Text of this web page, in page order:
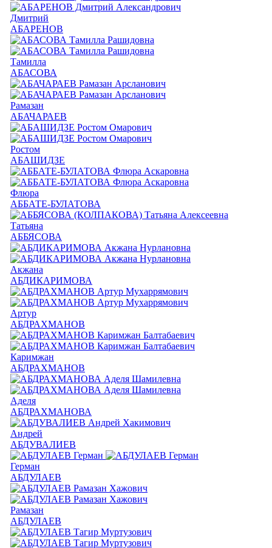
Дмитрий
АБАРЕНОВ
Тамилла
АБАСОВА
Рамазан
АБАЧАРАЕВ
Ростом
АБАШИДЗЕ
Флюра
АББАТЕ-БУЛАТОВА
Татьяна
АББЯСОВА
Акжана
АБДИКАРИМОВА
Артур
АБДРАХМАНОВ
Каримжан
АБДРАХМАНОВ
Аделя
АБДРАХМАНОВА
Андрей
АБДУВАЛИЕВ
Герман
АБДУЛАЕВ
Рамазан
АБДУЛАЕВ